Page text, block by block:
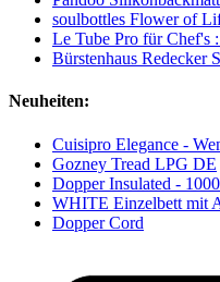
soulbottles Flower of
Le Tube Pro für Chef's
Bürstenhaus Redecker
Neuheiten:
Cuisipro Elegance -
Gozney Tread LPG DE
Dopper Insulated -
WHITE Einzelbett mit
Dopper Cord